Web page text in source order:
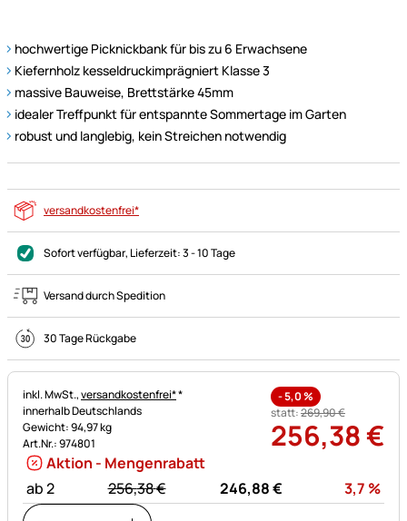
hochwertige Picknickbank für bis zu 6 Erwachsene
Kiefernholz kesseldruckimprägniert Klasse 3
massive Bauweise, Brettstärke 45mm
idealer Treffpunkt für entspannte Sommertage im Garten
robust und langlebig, kein Streichen notwendig
versandkostenfrei*
Sofort verfügbar, Lieferzeit:3 - 10 Tage
Versand durch Spedition
30 Tage Rückgabe
Steuerhinweis:
inkl. MwSt.,versandkostenfrei**
innerhalb Deutschlands
Gewicht: 94,97 kg
Art.Nr.: 974801
-5,0%
statt:269,90€
256,38€
Aktion - Mengenrabatt
ab 2
statt:
256,38€ 246,88€ 3,7 %